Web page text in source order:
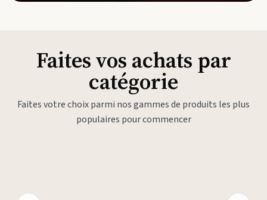
Faites vos achats par
catégorie
Faites votre choix parmi nos gammes de produits les plus
populaires pour commencer